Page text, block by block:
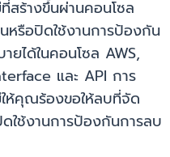
สร้างขึ้นผ่านคอนโซล
หรือปิดใช้งานการป้องกัน
ยได้ในคอนโซล AWS,
และ API การ
ห้คุณร้องขอให้ลบที่จัด
ใช้งานการป้องกันการลบ